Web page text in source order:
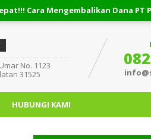
Cara Mengembalikan Dana PT
No. 1123
31525
HUBUNGI KAMI